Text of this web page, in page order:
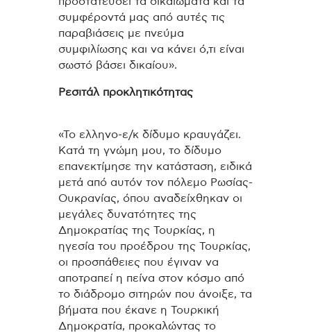
συμφέροντά μας από αυτές τις
παραβιάσεις με πνεύμα
συμφιλίωσης και να κάνει ό,τι είναι
σωστό βάσει δικαίου».
Ρεσιτάλ προκλητικότητας
«Το ελληνο-ε/κ δίδυμο κραυγάζει.
Κατά τη γνώμη μου, το δίδυμο
επανεκτίμησε την κατάσταση, ειδικά
μετά από αυτόν τον πόλεμο Ρωσίας-
Ουκρανίας, όπου αναδείχθηκαν οι
μεγάλες δυνατότητες της
Δημοκρατίας της Τουρκίας, η
ηγεσία του προέδρου της Τουρκίας,
οι προσπάθειες που έγιναν να
αποτραπεί η πείνα στον κόσμο από
το διάδρομο σιτηρών που άνοιξε, τα
βήματα που έκανε η Τουρκική
Δημοκρατία, προκαλώντας το